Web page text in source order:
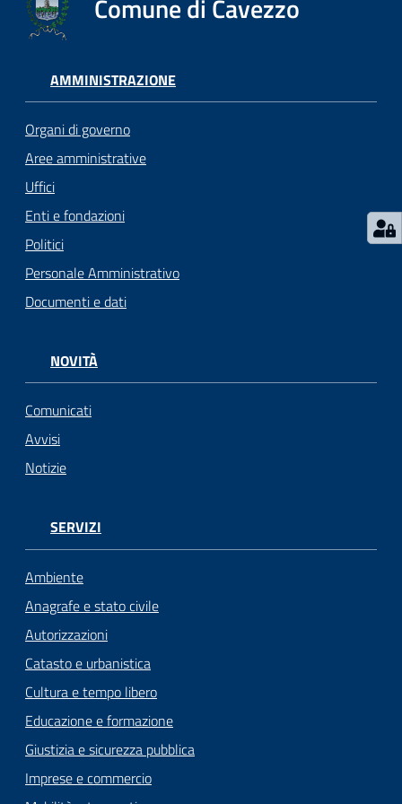
Seguici
su
Comune di Cavezzo
AMMINISTRAZIONE
Organi di governo
Aree amministrative
Uffici
Enti e fondazioni
Politici
Personale Amministrativo
Documenti e dati
NOVITÀ
Comunicati
Avvisi
Notizie
SERVIZI
Ambiente
Anagrafe e stato civile
Autorizzazioni
Catasto e urbanistica
Cultura e tempo libero
Educazione e formazione
Giustizia e sicurezza pubblica
Imprese e commercio